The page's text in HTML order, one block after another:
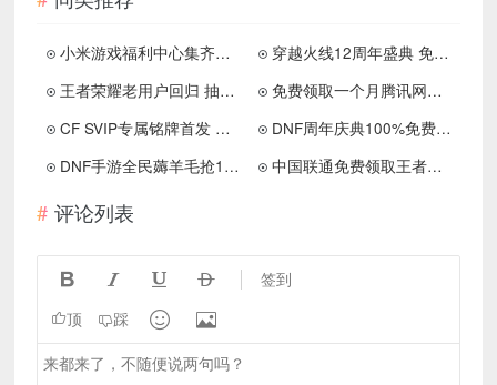
小米游戏福利中心集齐碎片兑换 王者荣耀永久皮肤
穿越火线12周年盛典 免费领取永久防弹套装和武器 抽1年的CF会员
王者荣耀老用户回归 抽永久皮肤Q币和微信红包
免费领取一个月腾讯网游加速器 有需要的可以白嫖下
CF SVIP专属铭牌首发 新老玩家免费领取90天超级会员专属铭牌
DNF周年庆典100%免费领取14天QQ黑钻和游戏礼包 亲测秒到账
DNF手游全民薅羊毛抢12万个现金红包 需要在游戏登陆后兑换
中国联通免费领取王者荣耀专属流量包 皮肤体验卡等
评论列表
    签到
顶 踩  